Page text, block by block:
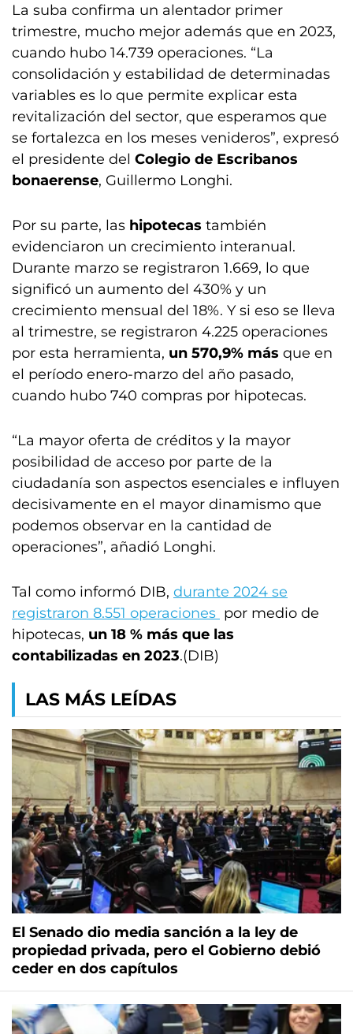
La suba confirma un alentador primer
trimestre, mucho mejor además que en 2023,
cuando hubo 14.739 operaciones. “La
consolidación y estabilidad de determinadas
variables es lo que permite explicar esta
revitalización del sector, que esperamos que
se fortalezca en los meses venideros”, expresó
el presidente del Colegio de Escribanos
bonaerense, Guillermo Longhi.
Por su parte, las hipotecas también
evidenciaron un crecimiento interanual.
Durante marzo se registraron 1.669, lo que
significó un aumento del 430% y un
crecimiento mensual del 18%. Y si eso se lleva
al trimestre, se registraron 4.225 operaciones
por esta herramienta, un 570,9% más que en
el período enero-marzo del año pasado,
cuando hubo 740 compras por hipotecas.
“La mayor oferta de créditos y la mayor
posibilidad de acceso por parte de la
ciudadanía son aspectos esenciales e influyen
decisivamente en el mayor dinamismo que
podemos observar en la cantidad de
operaciones”, añadió Longhi.
Tal como informó DIB, durante 2024 se
registraron 8.551 operaciones por medio de
hipotecas, un 18 % más que las
contabilizadas en 2023.(DIB)
LAS MÁS LEÍDAS
El Senado dio media sanción a la ley de
propiedad privada, pero el Gobierno debió
ceder en dos capítulos